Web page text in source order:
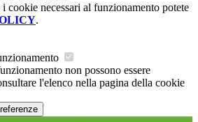
cookie necessari al funzionamento potete
.
non possono essere
l'elenco nella pagina della cookie